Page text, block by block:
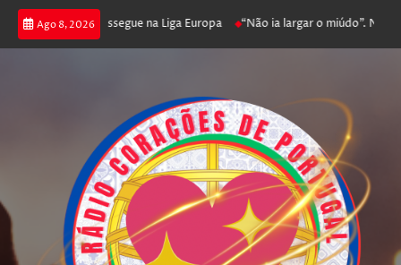
Ago 8, 2026
poker e prossegue na Liga Europa “Não ia largar o miúdo”.